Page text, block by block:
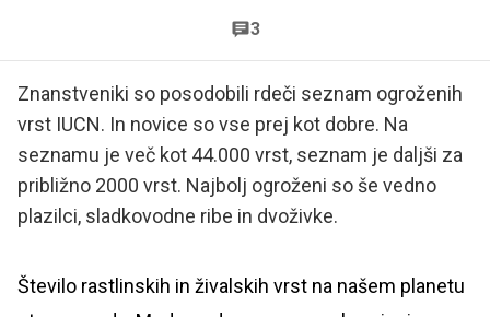
3
Znanstveniki so posodobili rdeči seznam ogroženih
vrst IUCN. In novice so vse prej kot dobre. Na
seznamu je več kot 44.000 vrst, seznam je daljši za
približno 2000 vrst. Najbolj ogroženi so še vedno
plazilci, sladkovodne ribe in dvoživke.
Število rastlinskih in živalskih vrst na našem planetu